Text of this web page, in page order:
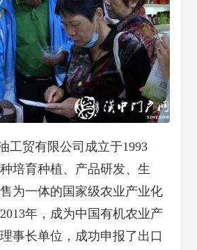
工贸有限公司成立于1993
培育种植、产品研发、生
为一体的国家级农业产业化
年，成为中国有机农业产
事长单位，成功申报了出口